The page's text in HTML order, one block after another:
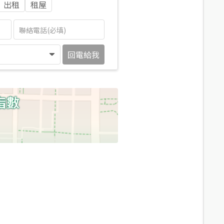
出租 租屋
回電給我